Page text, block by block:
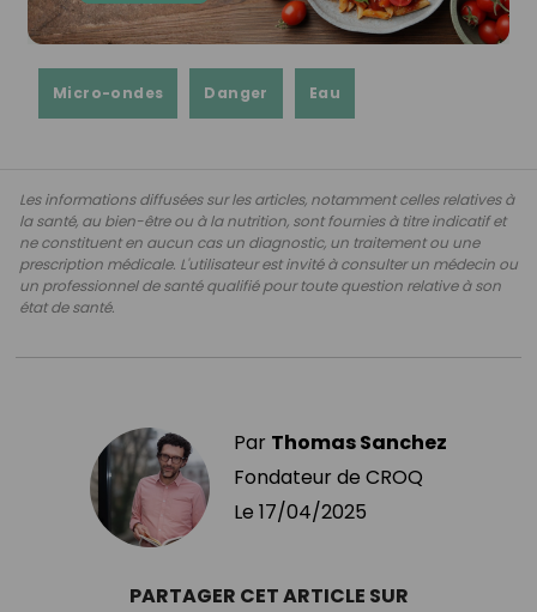
Micro-ondes Danger Eau
Les informations diffusées sur les articles, notamment celles relatives à
la santé, au bien-être ou à la nutrition, sont fournies à titre indicatif et
ne constituent en aucun cas un diagnostic, un traitement ou une
prescription médicale. L'utilisateur est invité à consulter un médecin ou
un professionnel de santé qualifié pour toute question relative à son
état de santé.
Par Thomas Sanchez
Fondateur de CROQ
Le 17/04/2025
PARTAGER CET ARTICLE SUR